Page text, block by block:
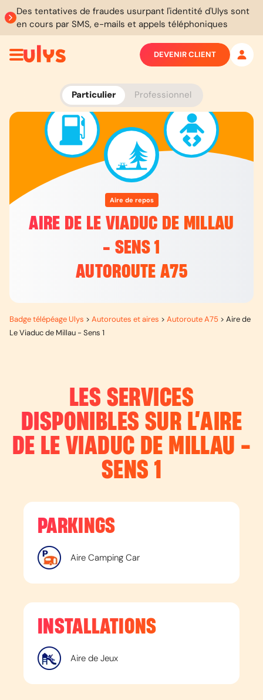
Des tentatives de fraudes usurpant l'identité d'Ulys sont
en cours par SMS, e-mails et appels téléphoniques
Particulier Professionnel
DEVENIR CLIENT
Aire de repos
AIRE DE LE VIADUC DE MILLAU
- SENS 1
AUTOROUTE A75
Badge télépéage Ulys > Autoroutes et aires > Autoroute A75 > Aire de
Le Viaduc de Millau - Sens 1
LES SERVICES
DISPONIBLES SUR L’AIRE
DE LE VIADUC DE MILLAU -
SENS 1
PARKINGS
Aire Camping Car
INSTALLATIONS
Aire de Jeux